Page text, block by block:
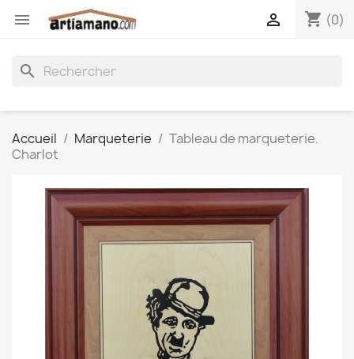
 shopping_cart (0)

search
Accueil Marqueterie
Tableau de marqueterie.
Charlot